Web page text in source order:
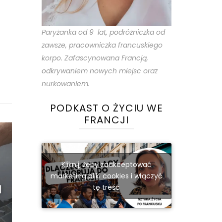
Paryżanka od 9 lat, podróżniczka od
zawsze, pracowniczka francuskiego
korpo. Zafascynowana Francją,
odkrywaniem nowych miejsc oraz
nurkowaniem.
PODKAST O ŻYCIU WE
FRANCJI
Kliknij, żeby zaakceptować
marketing pliki cookies i włączyć
tę treść